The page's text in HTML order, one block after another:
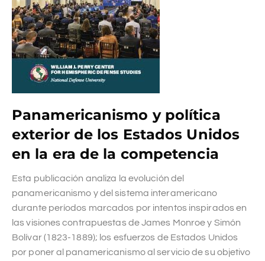
Panamericanismo y política
exterior de los Estados Unidos
en la era de la competencia
Esta publicación analiza la evolución del
panamericanismo y del sistema interamericano
durante períodos marcados por intentos inspirados en
las visiones contrapuestas de James Monroe y Simón
Bolívar (1823-1889); los esfuerzos de Estados Unidos
por poner al panamericanismo al servicio de su objetivo